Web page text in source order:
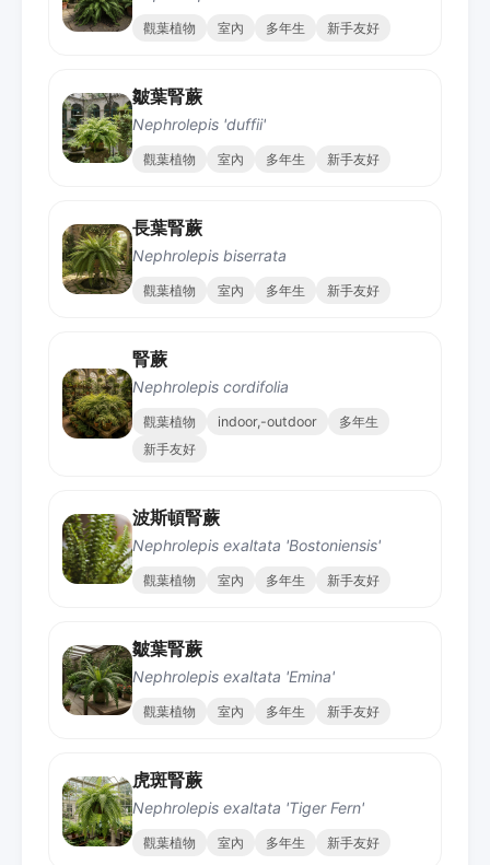
觀葉植物 室內 多年生 新手友好
皺葉腎蕨
Nephrolepis 'duffii'
觀葉植物 室內 多年生 新手友好
長葉腎蕨
Nephrolepis biserrata
觀葉植物 室內 多年生 新手友好
腎蕨
Nephrolepis cordifolia
觀葉植物 indoor,-outdoor
多年生
新手友好
波斯頓腎蕨
Nephrolepis exaltata 'Bostoniensis'
觀葉植物 室內 多年生 新手友好
皺葉腎蕨
Nephrolepis exaltata 'Emina'
觀葉植物 室內 多年生 新手友好
虎斑腎蕨
Nephrolepis exaltata 'Tiger Fern'
觀葉植物 室內 多年生 新手友好